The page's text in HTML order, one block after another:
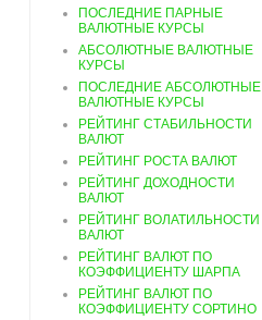
ПОСЛЕДНИЕ ПАРНЫЕ
ВАЛЮТНЫЕ КУРСЫ
АБСОЛЮТНЫЕ ВАЛЮТНЫЕ
КУРСЫ
ПОСЛЕДНИЕ АБСОЛЮТНЫЕ
ВАЛЮТНЫЕ КУРСЫ
РЕЙТИНГ СТАБИЛЬНОСТИ
ВАЛЮТ
РЕЙТИНГ РОСТА ВАЛЮТ
РЕЙТИНГ ДОХОДНОСТИ
ВАЛЮТ
РЕЙТИНГ ВОЛАТИЛЬНОСТИ
ВАЛЮТ
РЕЙТИНГ ВАЛЮТ ПО
КОЭФФИЦИЕНТУ ШАРПА
РЕЙТИНГ ВАЛЮТ ПО
КОЭФФИЦИЕНТУ СОРТИНО